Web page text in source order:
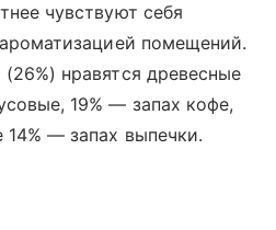
чувствуют себя
помещений.
нравятся древесные
19% — запах кофе,
— запах выпечки.